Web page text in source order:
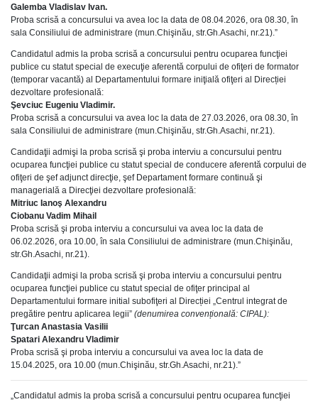
Galemba Vladislav Ivan.
Proba scrisă a concursului va avea loc la data de 08.04.2026, ora 08.30, în
sala Consiliului de administrare (mun.Chişinău, str.Gh.Asachi, nr.21).”
Candidatul admis la proba scrisă a concursului pentru ocuparea funcţiei
publice cu statut special de execuţie aferentă corpului de ofiţeri de formator
(temporar vacantă) al Departamentului formare iniţială ofiţeri al Direcției
dezvoltare profesională:
Şevciuc Eugeniu Vladimir.
Proba scrisă a concursului va avea loc la data de 27.03.2026, ora 08.30, în
sala Consiliului de administrare (mun.Chişinău, str.Gh.Asachi, nr.21).
Candidaţii admişi la proba scrisă şi proba interviu a concursului pentru
ocuparea funcţiei publice cu statut special de conducere aferentă corpului de
ofiţeri de şef adjunct direcţie, şef Departament formare continuă şi
managerială a Direcţiei dezvoltare profesională:
Mitriuc Ianoş Alexandru
Ciobanu Vadim Mihail
Proba scrisă şi proba interviu a concursului va avea loc la data de
06.02.2026, ora 10.00, în sala Consiliului de administrare (mun.Chişinău,
str.Gh.Asachi, nr.21).
Candidaţii admişi la proba scrisă şi proba interviu a concursului pentru
ocuparea funcţiei publice cu statut special de ofiţer principal al
Departamentului formare initial subofiţeri al Direcției „Centrul integrat de
pregătire pentru aplicarea legii” (denumirea convențională: CIPAL):
Ţurcan Anastasia Vasilii
Spatari Alexandru Vladimir
Proba scrisă şi proba interviu a concursului va avea loc la data de
15.04.2025, ora 10.00 (mun.Chişinău, str.Gh.Asachi, nr.21).”
„Candidatul admis la proba scrisă a concursului pentru ocuparea funcţiei